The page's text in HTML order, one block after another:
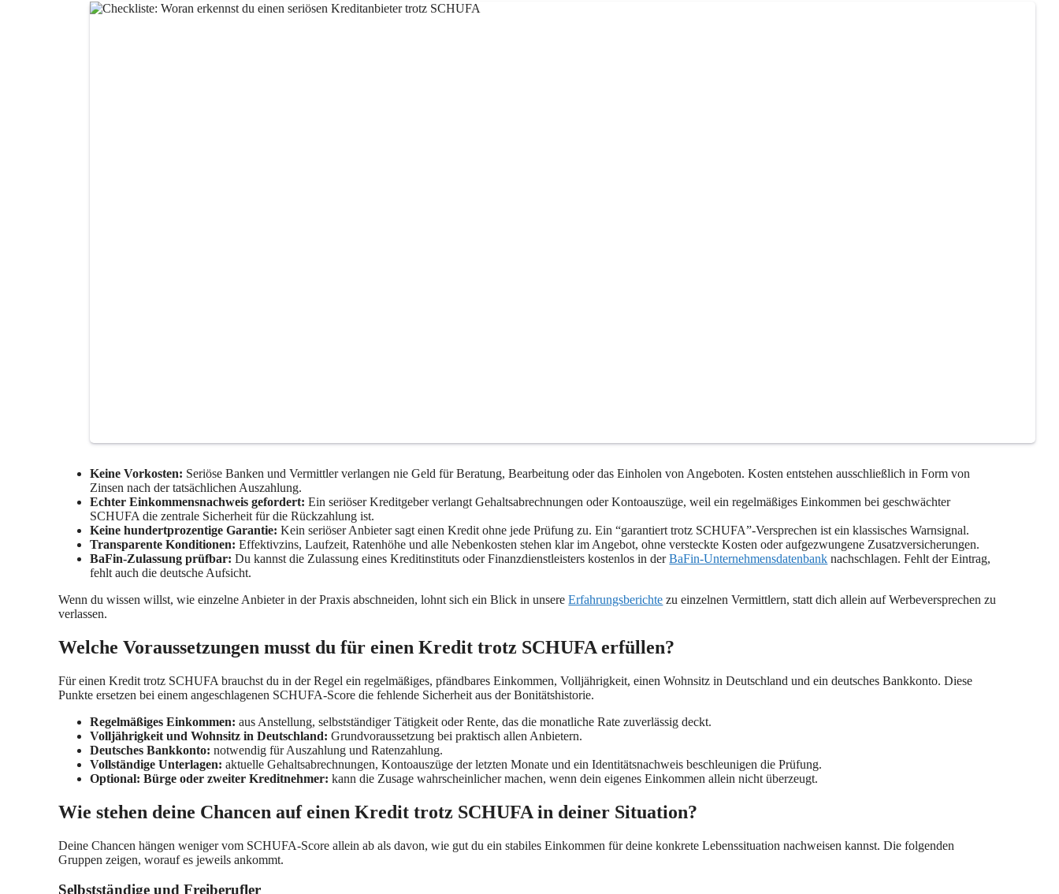
Keine Vorkosten: Seriöse Banken und Vermittler verlangen nie Geld für Beratung, Bearbeitung oder das Einholen von Angeboten. Kosten entstehen ausschließlich in Form von
Zinsen nach der tatsächlichen Auszahlung.
Echter Einkommensnachweis gefordert: Ein seriöser Kreditgeber verlangt Gehaltsabrechnungen oder Kontoauszüge, weil ein regelmäßiges Einkommen bei geschwächter
SCHUFA die zentrale Sicherheit für die Rückzahlung ist.
Keine hundertprozentige Garantie: Kein seriöser Anbieter sagt einen Kredit ohne jede Prüfung zu. Ein “garantiert trotz SCHUFA”-Versprechen ist ein klassisches Warnsignal.
Transparente Konditionen: Effektivzins, Laufzeit, Ratenhöhe und alle Nebenkosten stehen klar im Angebot, ohne versteckte Kosten oder aufgezwungene Zusatzversicherungen.
BaFin-Zulassung prüfbar: Du kannst die Zulassung eines Kreditinstituts oder Finanzdienstleisters kostenlos in derBaFin-Unternehmensdatenbank nachschlagen. Fehlt der Eintrag,
fehlt auch die deutsche Aufsicht.
Wenn du wissen willst, wie einzelne Anbieter in der Praxis abschneiden, lohnt sich ein Blick in unsereErfahrungsberichte zu einzelnen Vermittlern, statt dich allein auf Werbeversprechen zu
verlassen.
Welche Voraussetzungen musst du für einen Kredit trotz SCHUFA erfüllen?
Für einen Kredit trotz SCHUFA brauchst du in der Regel ein regelmäßiges, pfändbares Einkommen, Volljährigkeit, einen Wohnsitz in Deutschland und ein deutsches Bankkonto. Diese
Punkte ersetzen bei einem angeschlagenen SCHUFA-Score die fehlende Sicherheit aus der Bonitätshistorie.
Regelmäßiges Einkommen: aus Anstellung, selbstständiger Tätigkeit oder Rente, das die monatliche Rate zuverlässig deckt.
Volljährigkeit und Wohnsitz in Deutschland: Grundvoraussetzung bei praktisch allen Anbietern.
Deutsches Bankkonto: notwendig für Auszahlung und Ratenzahlung.
Vollständige Unterlagen: aktuelle Gehaltsabrechnungen, Kontoauszüge der letzten Monate und ein Identitätsnachweis beschleunigen die Prüfung.
Optional: Bürge oder zweiter Kreditnehmer: kann die Zusage wahrscheinlicher machen, wenn dein eigenes Einkommen allein nicht überzeugt.
Wie stehen deine Chancen auf einen Kredit trotz SCHUFA in deiner Situation?
Deine Chancen hängen weniger vom SCHUFA-Score allein ab als davon, wie gut du ein stabiles Einkommen für deine konkrete Lebenssituation nachweisen kannst. Die folgenden
Gruppen zeigen, worauf es jeweils ankommt.
Selbstständige und Freiberufler